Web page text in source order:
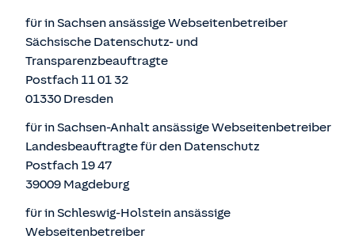
für in Sachsen ansässige Webseitenbetreiber
Sächsische Datenschutz- und
Transparenzbeauftragte
Postfach 11 01 32
01330 Dresden
für in Sachsen-Anhalt ansässige Webseitenbetreiber
Landesbeauftragte für den Datenschutz
Postfach 19 47
39009 Magdeburg
für in Schleswig-Holstein ansässige
Webseitenbetreiber